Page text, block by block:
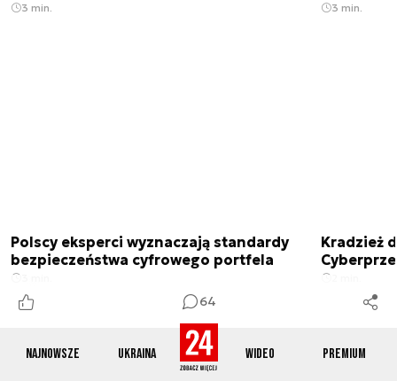
Najnowsze Ukraina Wideo Premium
64
3 min. 3 min.
Polscy eksperci wyznaczają standardy
bezpieczeństwa cyfrowego portfela
Kradzież